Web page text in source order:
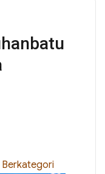
Berkategori